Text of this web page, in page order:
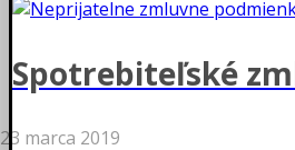
Spotrebiteľské
23 marca 2019